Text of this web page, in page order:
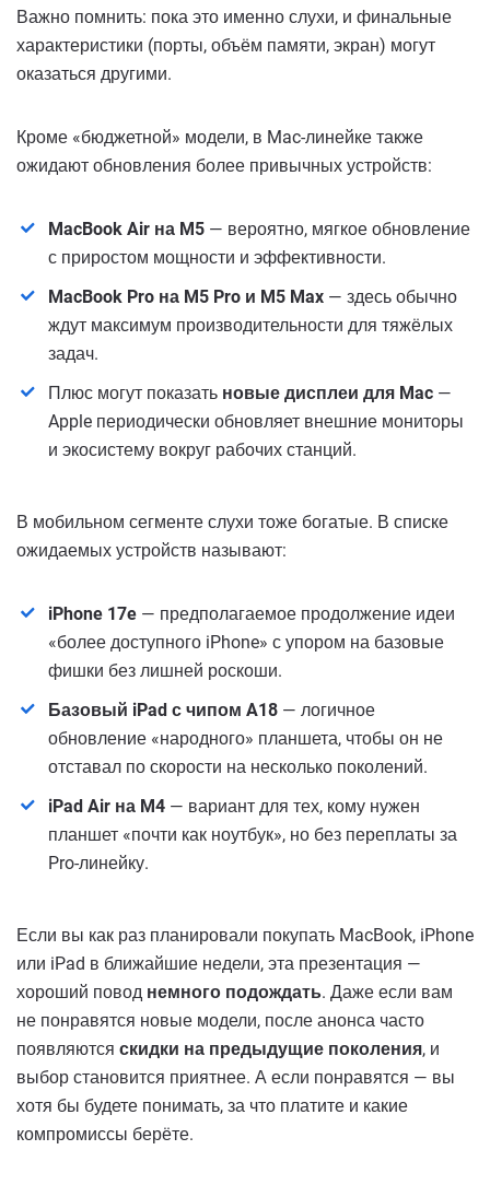
Важно помнить: пока это именно слухи, и финальные
характеристики (порты, объём памяти, экран) могут
оказаться другими.
Кроме «бюджетной» модели, в Mac-линейке также
ожидают обновления более привычных устройств:
MacBook Air на M5 — вероятно, мягкое обновление
с приростом мощности и эффективности.
MacBook Pro на M5 Pro и M5 Max — здесь обычно
ждут максимум производительности для тяжёлых
задач.
Плюс могут показать новые дисплеи для Mac —
Apple периодически обновляет внешние мониторы
и экосистему вокруг рабочих станций.
В мобильном сегменте слухи тоже богатые. В списке
ожидаемых устройств называют:
iPhone 17e — предполагаемое продолжение идеи
«более доступного iPhone» с упором на базовые
фишки без лишней роскоши.
Базовый iPad с чипом A18 — логичное
обновление «народного» планшета, чтобы он не
отставал по скорости на несколько поколений.
iPad Air на M4 — вариант для тех, кому нужен
планшет «почти как ноутбук», но без переплаты за
Pro-линейку.
Если вы как раз планировали покупать MacBook, iPhone
или iPad в ближайшие недели, эта презентация —
хороший повод немного подождать. Даже если вам
не понравятся новые модели, после анонса часто
появляются скидки на предыдущие поколения, и
выбор становится приятнее. А если понравятся — вы
хотя бы будете понимать, за что платите и какие
компромиссы берёте.